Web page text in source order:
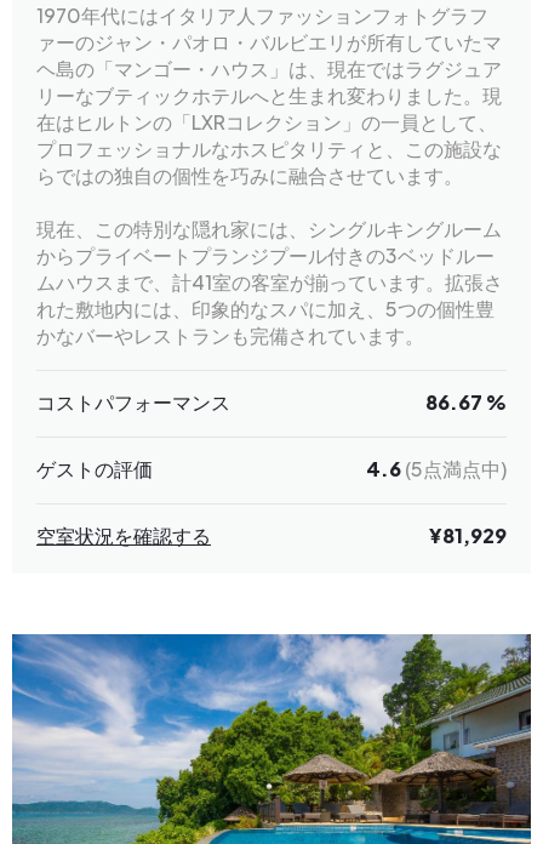
1970年代にはイタリア人ファッションフォトグラフ
ァーのジャン・パオロ・バルビエリが所有していたマ
ヘ島の「マンゴー・ハウス」は、現在ではラグジュア
リーなブティックホテルへと生まれ変わりました。現
在はヒルトンの「LXRコレクション」の一員として、
プロフェッショナルなホスピタリティと、この施設な
らではの独自の個性を巧みに融合させています。
現在、この特別な隠れ家には、シングルキングルーム
からプライベートプランジプール付きの3ベッドルー
ムハウスまで、計41室の客室が揃っています。拡張さ
れた敷地内には、印象的なスパに加え、5つの個性豊
かなバーやレストランも完備されています。
コストパフォーマンス 86.67 %
ゲストの評価 4.6(5点満点中)
空室状況を確認する ¥81,929